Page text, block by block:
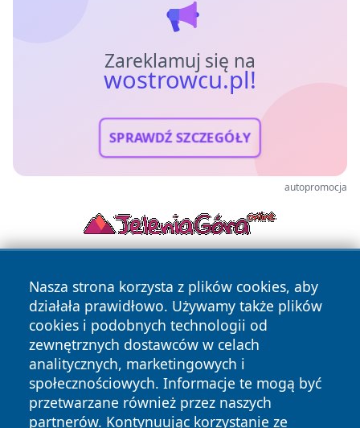
Zareklamuj się na
wostrowcu.pl!
SPRAWDŹ SZCZEGÓŁY
autopromocja
Nasza strona korzysta z plików cookies, aby
działała prawidłowo. Używamy także plików
cookies i podobnych technologii od
zewnętrznych dostawców w celach
analitycznych, marketingowych i
społecznościowych. Informacje te mogą być
przetwarzane również przez naszych
partnerów. Kontynuując korzystanie ze
Copyright © 2026 wostrowcu.pl Wszystkie prawa zastrzeżone.
Polityka Polityka